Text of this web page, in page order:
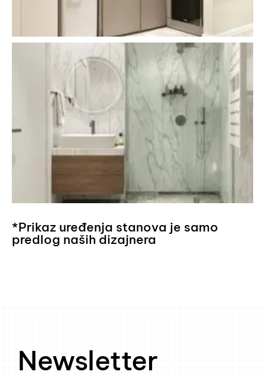
*Prikaz uređenja stanova je samo
predlog naših dizajnera
Newsletter